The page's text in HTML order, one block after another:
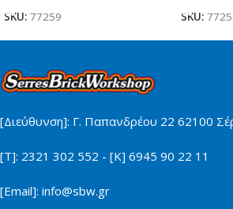
SKU: 77259
SKU:
[Διεύθυνση]: Γ. Παπανδρέου 22 62100
[Τ]: 2321 302 552 - [Κ] 6945 90 22 11
[Email]: info@sbw.gr